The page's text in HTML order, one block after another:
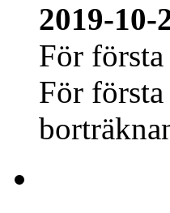
2019-10-
För första
För